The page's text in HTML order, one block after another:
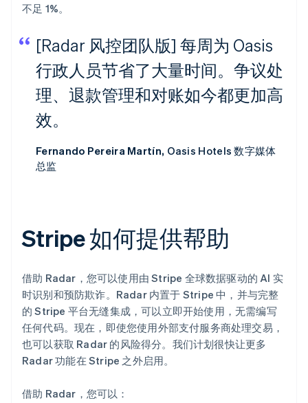
不足 1%。
[Radar 风控团队版] 每周为 Oasis
行政人员节省了大量时间。争议处
理、退款管理和对账如今都更加高
效。
Fernando Pereira Martín, Oasis Hotels 数字媒体
总监
Stripe 如何提供帮助
借助 Radar，您可以使用由 Stripe 全球数据驱动的 AI 实
时识别和预防欺诈。Radar 内置于 Stripe 中，并与完整
的 Stripe 平台无缝集成，可以立即开始使用，无需编写
任何代码。现在，即使您使用外部支付服务商处理交易，
也可以获取 Radar 的风险得分。我们计划很快让更多
Radar 功能在 Stripe 之外启用。
借助 Radar，您可以：
阿联酋
English
爱尔兰
English
爱沙尼亚
English
奥地利
澳大利亚